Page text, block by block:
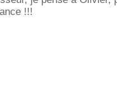
!!!